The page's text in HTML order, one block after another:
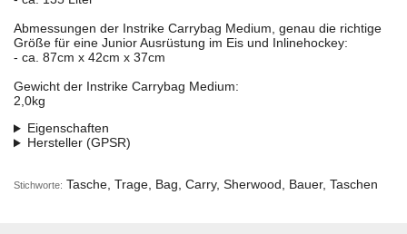
Abmessungen der Instrike Carrybag Medium, genau die richtige
Größe für eine Junior Ausrüstung im Eis und Inlinehockey:
- ca. 87cm x 42cm x 37cm
Gewicht der Instrike Carrybag Medium:
2,0kg
Eigenschaften
Hersteller (GPSR)
Stichworte: Tasche, Trage, Bag, Carry, Sherwood, Bauer, Taschen